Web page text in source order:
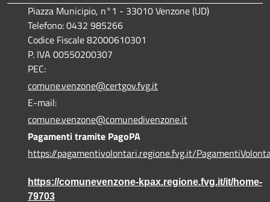
Piazza Municipio, n°1 - 33010 Venzone (UD)
Telefono: 0432 985266
Codice Fiscale 82000610301
P. IVA 00550200307
PEC:
comune.venzone@certgov.fvg.it
E-mail:
comune.venzone@comunedivenzone.it
Pagamenti tramite PagoPA
https://pagamentivolontari.regione.fvg.it/
https://comunevenzone-kpax.regione.fvg.it/it/home-
79703